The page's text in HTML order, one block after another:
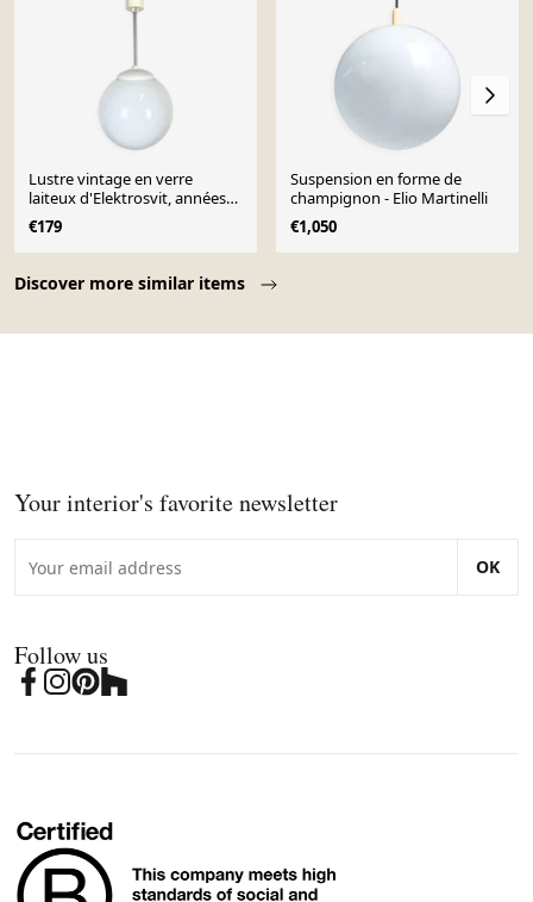
Discover more similar items
Lustre vintage en verre
laiteux d'Elektrosvit, années
1960
€179
Suspension en forme de
champignon - Elio Martinelli
€1,050
Your interior's favorite newsletter
OK
Follow us